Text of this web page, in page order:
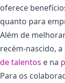
oferece
quanto para
Além de
recém-nascido,
de talentos e na
Para os